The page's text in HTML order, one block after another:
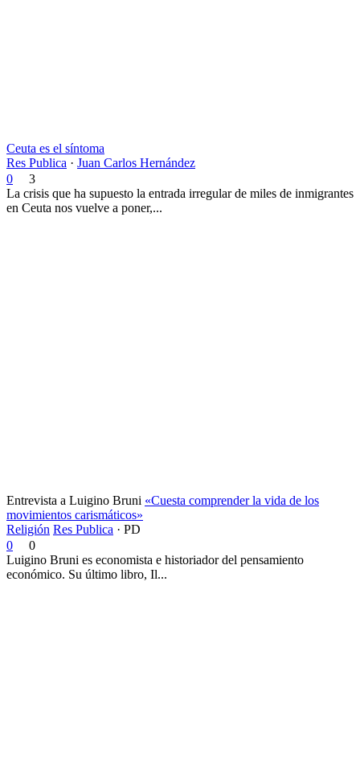
Ceuta es el síntoma
Res Publica · Juan Carlos Hernández
0
3
La crisis que ha supuesto la entrada irregular de miles de inmigrantes
en Ceuta nos vuelve a poner,...
Entrevista a Luigino Bruni «Cuesta comprender la vida de los
movimientos carismáticos»
Religión Res Publica · PD
0
0
Luigino Bruni es economista e historiador del pensamiento
económico. Su último libro, Il...